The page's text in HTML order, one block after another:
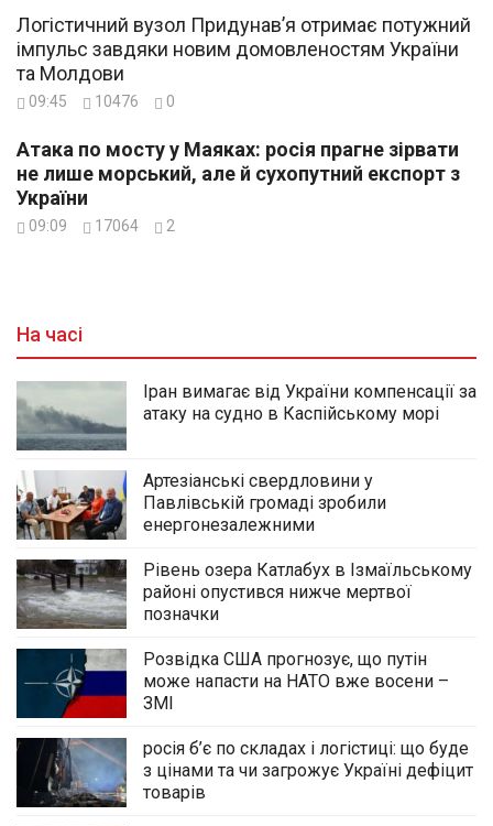
Логістичний вузол Придунав’я отримає потужний
імпульс завдяки новим домовленостям України
та Молдови
09:45 10476 0
Атака по мосту у Маяках: росія прагне зірвати
не лише морський, але й сухопутний експорт з
України
09:09 17064 2
На часі
Іран вимагає від України компенсації за
атаку на судно в Каспійському морі
Артезіанські свердловини у
Павлівській громаді зробили
енергонезалежними
Рівень озера Катлабух в Ізмаїльському
районі опустився нижче мертвої
позначки
Розвідка США прогнозує, що путін
може напасти на НАТО вже восени –
ЗМІ
росія б’є по складах і логістиці: що буде
з цінами та чи загрожує Україні дефіцит
товарів